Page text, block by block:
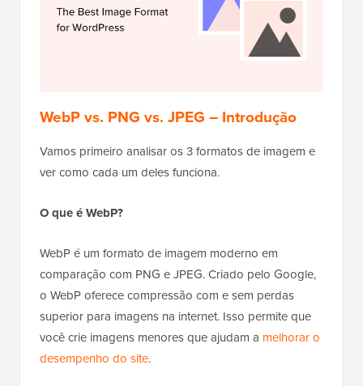
WebP vs. PNG vs. JPEG – Introdução
Vamos primeiro analisar os 3 formatos de imagem e
ver como cada um deles funciona.
O que é WebP?
WebP é um formato de imagem moderno em
comparação com PNG e JPEG. Criado pelo Google,
o WebP oferece compressão com e sem perdas
superior para imagens na internet. Isso permite que
você crie imagens menores que ajudam a melhorar o
desempenho do site.